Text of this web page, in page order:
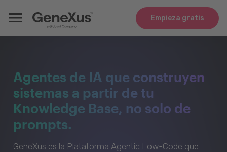
Empieza gratis
Agentes de IA que construyen
sistemas a partir de tu
Knowledge Base, no solo de
prompts.
GeneXus es la Plataforma Agentic Low-Code que